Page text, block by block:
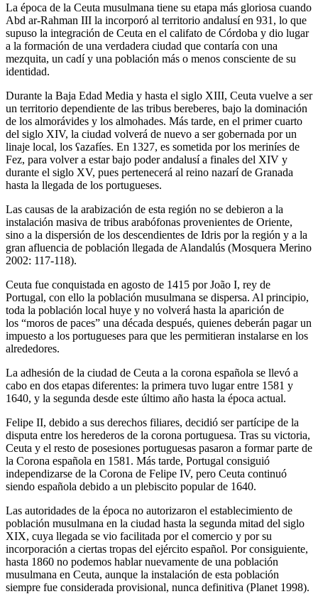
La época de la Ceuta musulmana tiene su etapa más gloriosa cuando
Abd ar-Rahman III la incorporó al territorio andalusí en 931, lo que
supuso la integración de Ceuta en el califato de Córdoba y dio lugar
a la formación de una verdadera ciudad que contaría con una
mezquita, un cadí y una población más o menos consciente de su
identidad.
Durante la Baja Edad Media y hasta el siglo XIII, Ceuta vuelve a ser
un territorio dependiente de las tribus bereberes, bajo la dominación
de los almorávides y los almohades. Más tarde, en el primer cuarto
del siglo XIV, la ciudad volverá de nuevo a ser gobernada por un
linaje local, los ʕazafíes. En 1327, es sometida por los meriníes de
Fez, para volver a estar bajo poder andalusí a finales del XIV y
durante el siglo XV, pues pertenecerá al reino nazarí de Granada
hasta la llegada de los portugueses.
Las causas de la arabización de esta región no se debieron a la
instalación masiva de tribus arabófonas provenientes de Oriente,
sino a la dispersión de los descendientes de Idris por la región y a la
gran afluencia de población llegada de Alandalús (Mosquera Merino
2002: 117-118).
Ceuta fue conquistada en agosto de 1415 por João I, rey de
Portugal, con ello la población musulmana se dispersa. Al principio,
toda la población local huye y no volverá hasta la aparición de
los “moros de paces” una década después, quienes deberán pagar un
impuesto a los portugueses para que les permitieran instalarse en los
alrededores.
La adhesión de la ciudad de Ceuta a la corona española se llevó a
cabo en dos etapas diferentes: la primera tuvo lugar entre 1581 y
1640, y la segunda desde este último año hasta la época actual.
Felipe II, debido a sus derechos filiares, decidió ser partícipe de la
disputa entre los herederos de la corona portuguesa. Tras su victoria,
Ceuta y el resto de posesiones portuguesas pasaron a formar parte de
la Corona española en 1581. Más tarde, Portugal consiguió
independizarse de la Corona de Felipe IV, pero Ceuta continuó
siendo española debido a un plebiscito popular de 1640.
Las autoridades de la época no autorizaron el establecimiento de
población musulmana en la ciudad hasta la segunda mitad del siglo
XIX, cuya llegada se vio facilitada por el comercio y por su
incorporación a ciertas tropas del ejército español. Por consiguiente,
hasta 1860 no podemos hablar nuevamente de una población
musulmana en Ceuta, aunque la instalación de esta población
siempre fue considerada provisional, nunca definitiva (Planet 1998).